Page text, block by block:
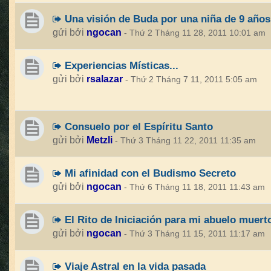
Una visión de Buda por una niña de 9 años
gửi bởi ngocan - Thứ 2 Tháng 11 28, 2011 10:01 am
Experiencias Místicas...
gửi bởi rsalazar - Thứ 2 Tháng 7 11, 2011 5:05 am
Consuelo por el Espíritu Santo
gửi bởi Metzli - Thứ 3 Tháng 11 22, 2011 11:35 am
Mi afinidad con el Budismo Secreto
gửi bởi ngocan - Thứ 6 Tháng 11 18, 2011 11:43 am
El Rito de Iniciación para mi abuelo
gửi bởi ngocan - Thứ 3 Tháng 11 15, 2011 11:17 am
Viaje Astral en la vida pasada